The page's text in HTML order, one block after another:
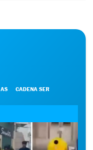
AS CADENA SER